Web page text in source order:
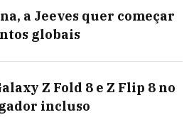
a Jeeves quer começar
globais
Z Fold 8 e Z Flip 8 no
incluso